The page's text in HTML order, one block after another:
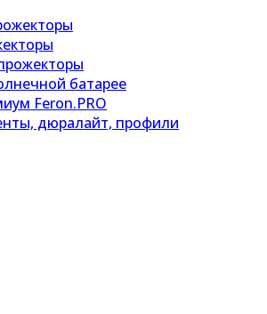
батарее
Feron.PRO
дюралайт, профили